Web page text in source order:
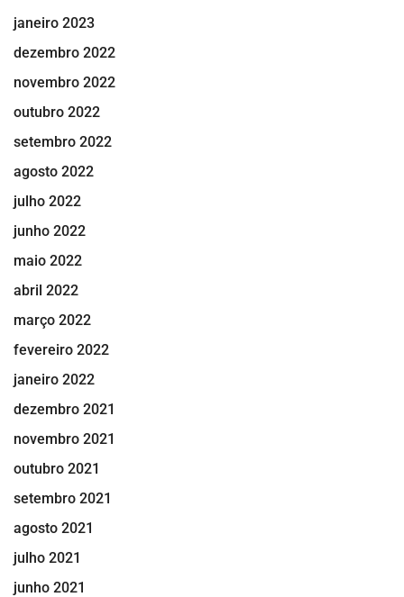
janeiro 2023
dezembro 2022
novembro 2022
outubro 2022
setembro 2022
agosto 2022
julho 2022
junho 2022
maio 2022
abril 2022
março 2022
fevereiro 2022
janeiro 2022
dezembro 2021
novembro 2021
outubro 2021
setembro 2021
agosto 2021
julho 2021
junho 2021